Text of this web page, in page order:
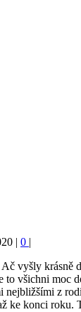
| 0 |
vyšly krásně
všichni moc
nejbližšími z
ke konci